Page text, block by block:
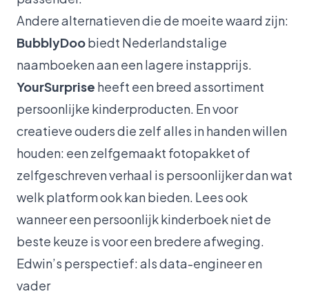
Andere alternatieven die de moeite waard zijn:
BubblyDoobiedt Nederlandstalige
naamboeken aan een lagere instapprijs.
YourSurprise heeft een breed assortiment
persoonlijke kinderproducten. En voor
creatieve ouders die zelf alles in handen willen
houden: een zelfgemaakt fotopakket of
zelfgeschreven verhaal is persoonlijker dan wat
welk platform ook kan bieden. Lees ook
wanneer een persoonlijk kinderboek niet de
beste keuze isvoor een bredere afweging.
Edwin’s perspectief: als data-engineer en
vader